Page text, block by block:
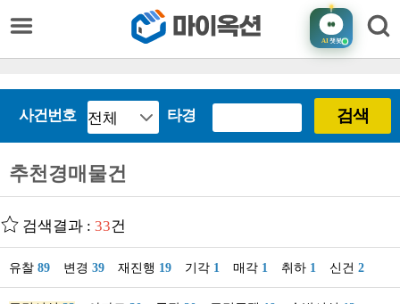
AI챗봇
사건번호 타경 검색
추천경매물건
검색결과 : 33건
유찰 89 변경 39 재진행 19 기각 1 매각 1 취하 1 신건 2